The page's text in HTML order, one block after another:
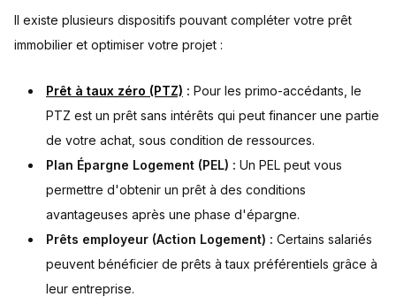
Il existe plusieurs dispositifs pouvant compléter votre prêt
immobilier et optimiser votre projet :
Prêt à taux zéro (PTZ) : Pour les primo-accédants, le
PTZ est un prêt sans intérêts qui peut financer une partie
de votre achat, sous condition de ressources.
Plan Épargne Logement (PEL) : Un PEL peut vous
permettre d'obtenir un prêt à des conditions
avantageuses après une phase d'épargne.
Prêts employeur (Action Logement) : Certains salariés
peuvent bénéficier de prêts à taux préférentiels grâce à
leur entreprise.